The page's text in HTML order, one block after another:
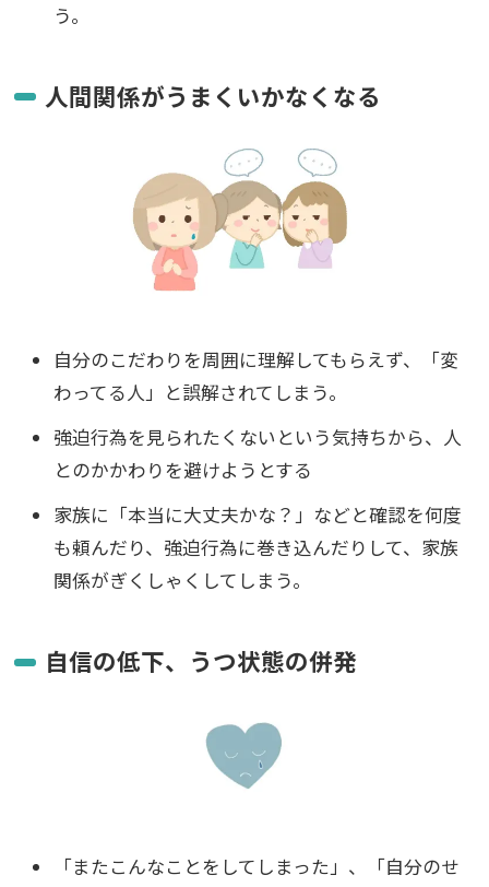
う。
人間関係がうまくいかなくなる
自分のこだわりを周囲に理解してもらえず、「変
わってる人」と誤解されてしまう。
強迫行為を見られたくないという気持ちから、人
とのかかわりを避けようとする
家族に「本当に大丈夫かな？」などと確認を何度
も頼んだり、強迫行為に巻き込んだりして、家族
関係がぎくしゃくしてしまう。
自信の低下、うつ状態の併発
「またこんなことをしてしまった」、「自分のせ